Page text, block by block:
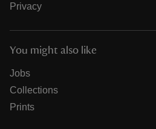
Privacy
You might also like
Jobs
Collections
Prints